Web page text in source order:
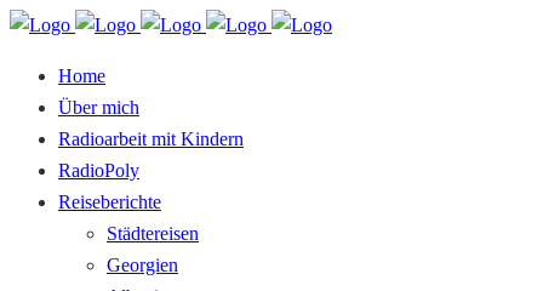
Home
Über mich
Radioarbeit mit Kindern
RadioPoly
Reiseberichte
Städtereisen
Georgien